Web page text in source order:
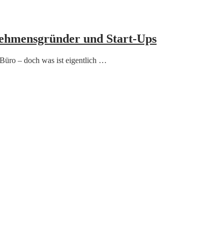
und Start-Ups
Büro – doch was ist eigentlich …